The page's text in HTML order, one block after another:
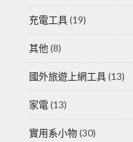
充電工具(19)
其他 (8)
國外旅遊上網工具(13)
家電 (13)
實用系小物(30)